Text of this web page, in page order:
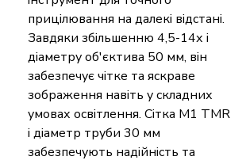
прицілювання на далекі відстані.
Завдяки збільшенню 4,5-14х і
діаметру об'єктива 50 мм, він
забезпечує чітке та яскраве
зображення навіть у складних
умовах освітлення. Сітка M1 TMR
і діаметр труби 30 мм
забезпечують надійність та